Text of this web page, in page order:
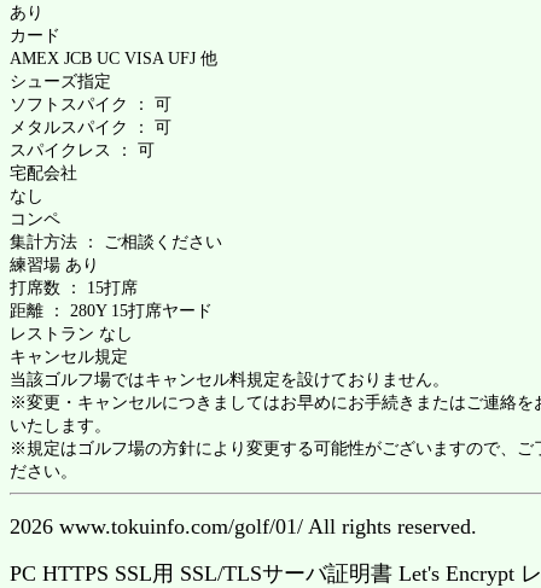
あり
カード
AMEX JCB UC VISA UFJ 他
シューズ指定
ソフトスパイク ： 可
メタルスパイク ： 可
スパイクレス ： 可
宅配会社
なし
コンペ
集計方法 ： ご相談ください
練習場 あり
打席数 ： 15打席
距離 ： 280Y 15打席ヤード
レストラン なし
キャンセル規定
当該ゴルフ場ではキャンセル料規定を設けておりません。
※変更・キャンセルにつきましてはお早めにお手続きまたはご連絡を
いたします。
※規定はゴルフ場の方針により変更する可能性がございますので、ご
ださい。
2026 www.tokuinfo.com/golf/01/ All rights reserved.
PC HTTPS SSL用 SSL/TLSサーバ証明書 Let's Encrypt